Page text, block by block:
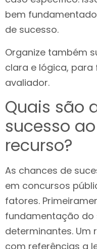
bem
de sucesso.
Organize também
clara e lógica,
avaliador.
Quais são
sucesso
recurso?
As chances de
em concursos
fatores.
fundamentação do
determinantes. Um
com referências a